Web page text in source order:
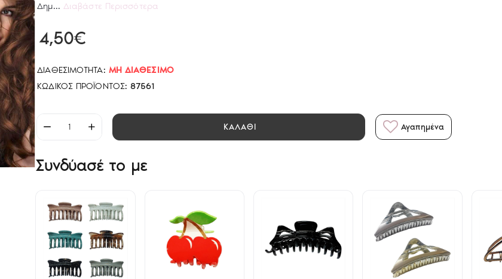
Δημ... Διαβάστε Περισσότερα
ΔΙΑΘΕΣΙΜΌΤΗΤΑ: ΜΗ ΔΙΑΘΈΣΙΜΟ
ΚΩΔΙΚΌΣ ΠΡΟΪΌΝΤΟΣ: 87561
4,50€
ΚΑΛΑΘΙ Αγαπημένα
Συνδύασέ το με